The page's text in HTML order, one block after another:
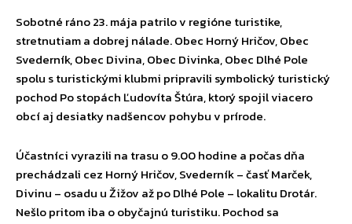
Sobotné ráno 23. mája patrilo v regióne turistike,
stretnutiam a dobrej nálade. Obec Horný Hričov, Obec
Svederník, Obec Divina, Obec Divinka, Obec Dlhé Pole
spolu s turistickými klubmi pripravili symbolický turistický
pochod Po stopách Ľudovíta Štúra, ktorý spojil viacero
obcí aj desiatky nadšencov pohybu v prírode.
Účastníci vyrazili na trasu o 9.00 hodine a počas dňa
prechádzali cez Horný Hričov, Svederník – časť Marček,
Divinu – osadu u Žižov až po Dlhé Pole – lokalitu Drotár.
Nešlo pritom iba o obyčajnú turistiku. Pochod sa